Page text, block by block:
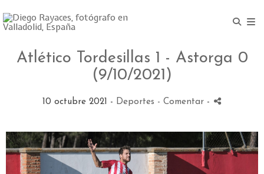
Atlético Tordesillas 1 - Astorga 0
(9/10/2021)
10 octubre 2021 - Deportes - Comentar -